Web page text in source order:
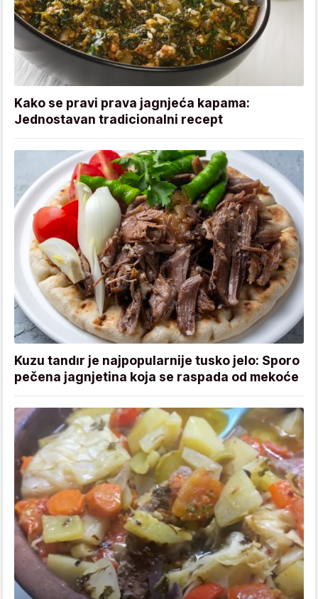
Kako se pravi prava jagnjeća kapama:
Jednostavan tradicionalni recept
Kuzu tandır je najpopularnije tusko jelo: Sporo
pečena jagnjetina koja se raspada od mekoće